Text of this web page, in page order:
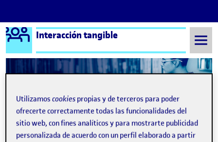
Saltar al contenido
Logo Ágora
Interacción tangible
Semestre 20221 - Aula 1 proyecto
proyecto
Utilizamoscookies propias y de terceros para poder
ofrecerte correctamente todas las funcionalidades del
sitio web, con fines analíticos y para mostrarte publicidad
personalizada de acuerdo con un perfil elaborado a partir